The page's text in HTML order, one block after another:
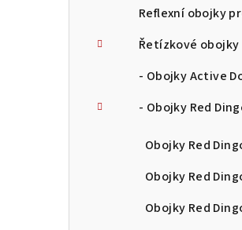
Reflexní obojky
Řetízkové obojky
- Obojky Active
- Obojky Red
Obojky Red
Obojky Red
Obojky Red